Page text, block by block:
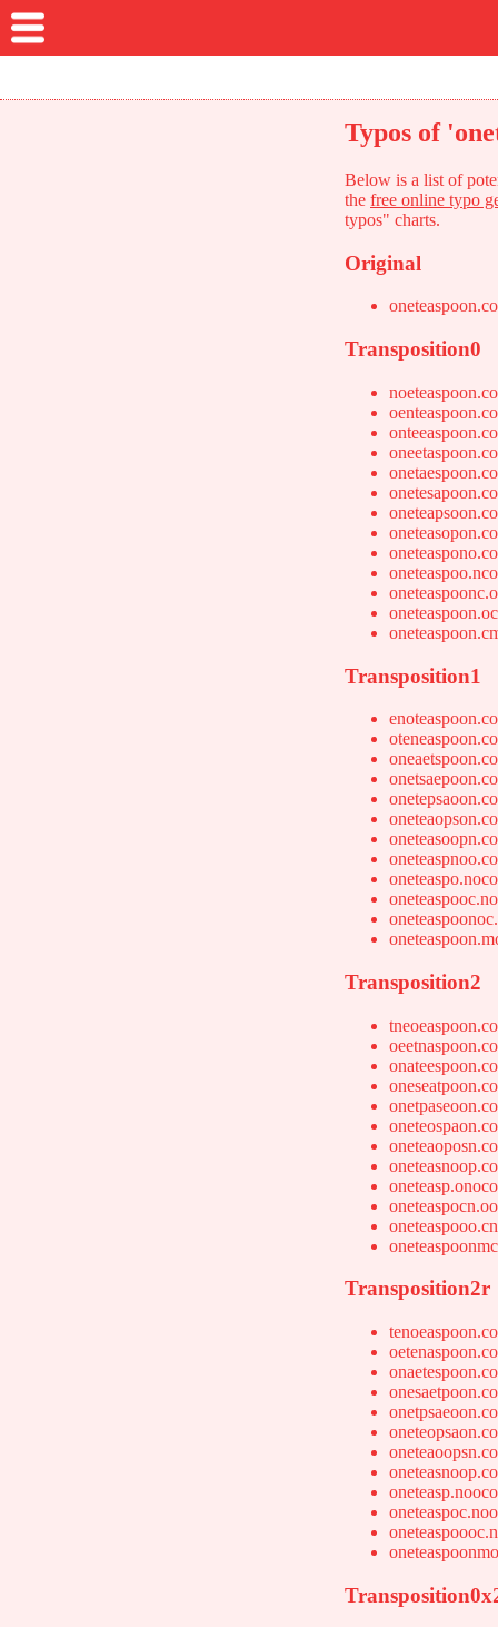
Typos of
Below is a list of
the free online typo
typos" charts.
Original
Transposition0
Transposition1
Transposition2
Transposition2r